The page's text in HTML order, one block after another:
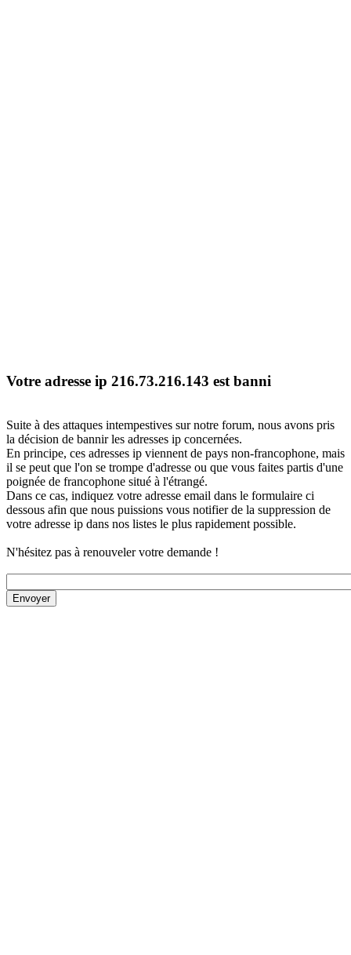
Votre adresse ip 216.73.216.143 est banni
Suite à des attaques intempestives sur notre forum, nous avons pris
la décision de bannir les adresses ip concernées.
En principe, ces adresses ip viennent de pays non-francophone, mais
il se peut que l'on se trompe d'adresse ou que vous faites partis d'une
poignée de francophone situé à l'étrangé.
Dans ce cas, indiquez votre adresse email dans le formulaire ci
dessous afin que nous puissions vous notifier de la suppression de
votre adresse ip dans nos listes le plus rapidement possible.
N'hésitez pas à renouveler votre demande !